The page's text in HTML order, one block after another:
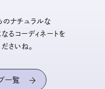
のナチュラルな
るコーディネートを
さいね。
一覧